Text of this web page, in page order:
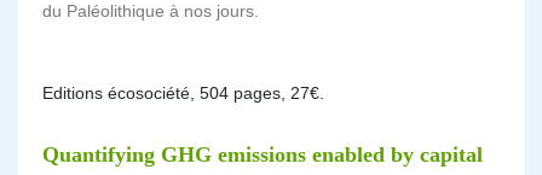
du Paléolithique à nos jours.
Editions écosociété, 504 pages, 27€.
Quantifying GHG emissions enabled by capital